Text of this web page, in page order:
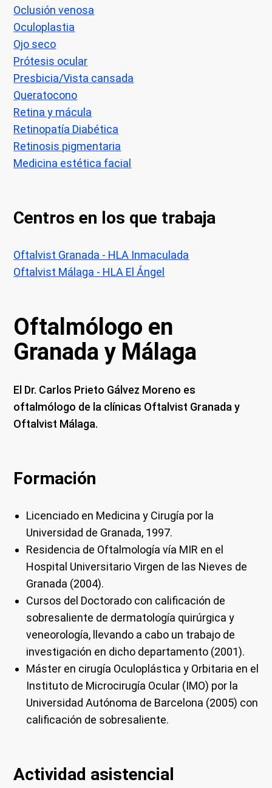
Oclusión venosa
Oculoplastia
Ojo seco
Prótesis ocular
Presbicia/Vista cansada
Queratocono
Retina y mácula
Retinopatía Diabética
Retinosis pigmentaria
Medicina estética facial
Centros en los que trabaja
Oftalvist Granada - HLA Inmaculada
Oftalvist Málaga - HLA El Ángel
Oftalmólogo en
Granada y Málaga
El Dr. Carlos Prieto Gálvez Moreno es
oftalmólogo de la clínicas Oftalvist Granada y
Oftalvist Málaga.
Formación
Licenciado en Medicina y Cirugía por la
Universidad de Granada, 1997.
Residencia de Oftalmología vía MIR en el
Hospital Universitario Virgen de las Nieves de
Granada (2004).
Cursos del Doctorado con calificación de
sobresaliente de dermatología quirúrgica y
veneorología, llevando a cabo un trabajo de
investigación en dicho departamento (2001).
Máster en cirugía Oculoplástica y Orbitaria en el
Instituto de Microcirugía Ocular (IMO) por la
Universidad Autónoma de Barcelona (2005) con
calificación de sobresaliente.
Actividad asistencial